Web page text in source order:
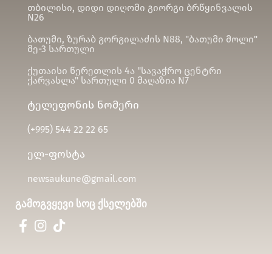
თბილისი, დიდი დიღომი გიორგი ბრწყინვალის
N26
ბათუმი, ზურაბ გორგილაძის N88, "ბათუმი მოლი"
მე-3 სართული
ქუთაისი წერეთლის 4ა "სავაჭრო ცენტრი
ქარვასლა" სართული 0 მაღაზია N7
ტელეფონის ნომერი
(+995)544 22 22 65
ელ-ფოსტა
newsaukune@gmail.com
გამოგვყევი სოც ქსელებში